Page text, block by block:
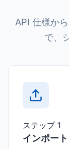
API 仕様か
で、
ステップ 1
インポート